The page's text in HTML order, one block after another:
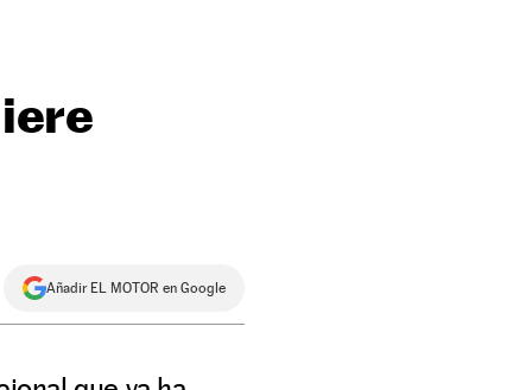
Añadir EL MOTOR en Google